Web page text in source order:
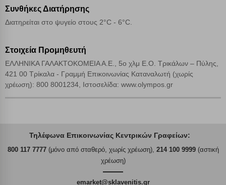
Συνθήκες Διατήρησης
Διατηρείται στο ψυγείο στους 2°C - 6°C.
Στοιχεία Προμηθευτή
ΕΛΛΗΝΙΚΑ ΓΑΛΑΚΤΟΚΟΜΕΙΑ Α.Ε., 5ο χλμ Ε.Ο. Τρικάλων – Πύλης,
421 00 Τρίκαλα - Γραμμή Επικοινωνίας Καταναλωτή (χωρίς
χρέωση): 800 8001234, Ιστοσελίδα: www.olympos.gr
Τηλέφωνα Επικοινωνίας Κεντρικών Γραφείων:
800 117 7777(μόνο από σταθερό, χωρίς χρέωση), 214 100 9999(αστική
χρέωση)
emarket@sklavenitis.gr